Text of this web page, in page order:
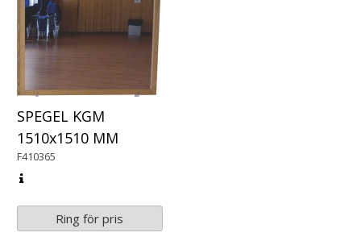
SPEGEL KGM
1510x1510 MM
F410365
Ring för pris